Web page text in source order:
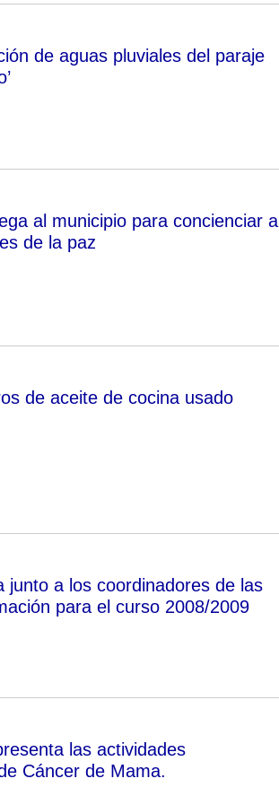
de aguas pluviales del paraje
al municipio para concienciar a
de la paz
de aceite de cocina usado
junto a los coordinadores de las
para el curso 2008/2009
las actividades
Cáncer de Mama.